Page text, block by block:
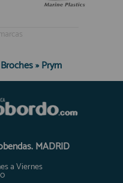
»Prym
MADRID
a Viernes